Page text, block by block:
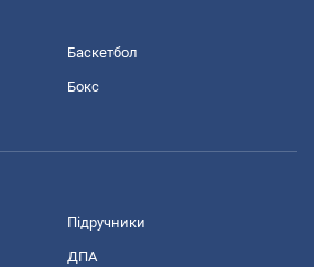
Баскетбол
Бокс
Підручники
ДПА